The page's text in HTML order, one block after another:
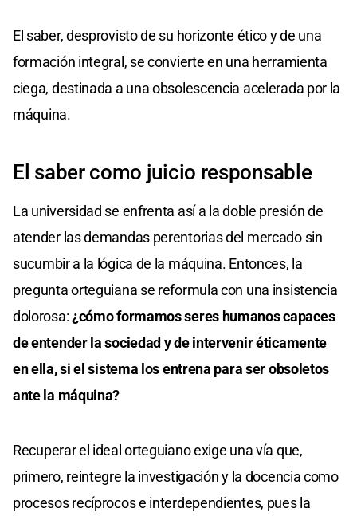
El saber, desprovisto de su horizonte ético y de una
formación integral, se convierte en una herramienta
ciega, destinada a una obsolescencia acelerada por la
máquina.
El saber como juicio responsable
La universidad se enfrenta así a la doble presión de
atender las demandas perentorias del mercado sin
sucumbir a la lógica de la máquina. Entonces, la
pregunta orteguiana se reformula con una insistencia
dolorosa:¿cómo formamos seres humanos capaces
de entender la sociedad y de intervenir éticamente
en ella, si el sistema los entrena para ser obsoletos
ante la máquina?
Recuperar el ideal orteguiano exige una vía que,
primero, reintegre la investigación y la docencia como
procesos recíprocos e interdependientes, pues la